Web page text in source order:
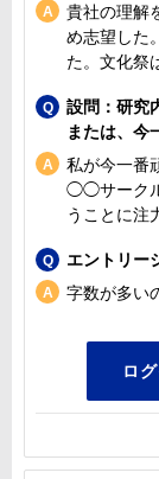
貴社の理解
め志望した
た。文化祭
設問：研究
または、今
私が今一番
◯◯サーク
うことに注
エントリー
字数が多い